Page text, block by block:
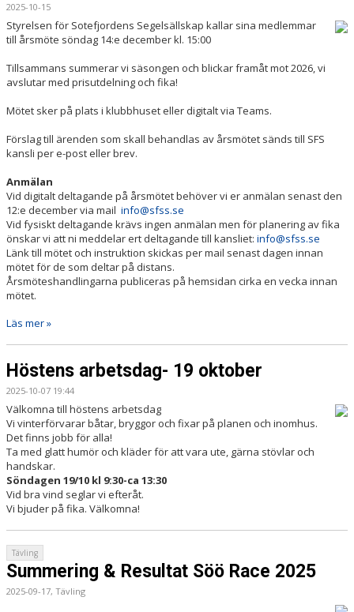
2025-10-15
Styrelsen för Sotefjordens Segelsällskap kallar sina medlemmar
till årsmöte söndag 14:e december kl. 15:00
Tillsammans summerar vi säsongen och blickar framåt mot 2026, vi
avslutar med prisutdelning och fika!
Mötet sker på plats i klubbhuset eller digitalt via Teams.
Förslag till ärenden som skall behandlas av årsmötet sänds till SFS
kansli per e-post eller brev.
Anmälan
Vid digitalt deltagande på årsmötet behöver vi er anmälan senast den
12:e december via mail info@sfss.se
Vid fysiskt deltagande krävs ingen anmälan men för planering av fika
önskar vi att ni meddelar ert deltagande till kansliet: info@sfss.se
Länk till mötet och instruktion skickas per mail senast dagen innan
mötet för de som deltar på distans.
Årsmöteshandlingarna publiceras på hemsidan cirka en vecka innan
mötet.
Läs mer »
Höstens arbetsdag- 19 oktober
2025-10-07 19:44
Välkomna till höstens arbetsdag
Vi vinterförvarar båtar, bryggor och fixar på planen och inomhus.
Det finns jobb för alla!
Ta med glatt humör och kläder för att vara ute, gärna stövlar och
handskar.
Söndagen 19/10 kl 9:30-ca 13:30
Vid bra vind seglar vi efteråt.
Vi bjuder på fika. Välkomna!
Tävling
Summering & Resultat Söö Race 2025
2025-09-17, Tävling